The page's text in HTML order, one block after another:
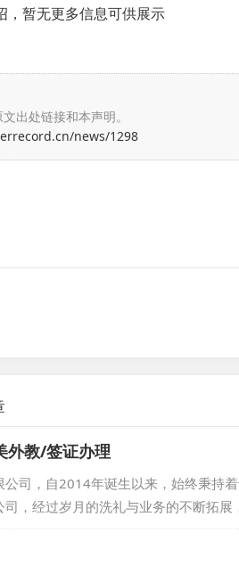
，暂无更多信息可供展示
出处链接和本声明。
news/1298
外教/签证办理
司，自2014年诞生以来，始终秉持
司，经过岁月的洗礼与业务的不断拓
公司致力于成为一家引领行业的优
提供高效、精准的聘外解决方案。无